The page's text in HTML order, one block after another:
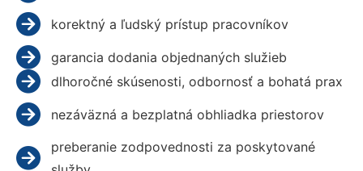
korektný a ľudský prístup pracovníkov
garancia dodania objednaných služieb
dlhoročné skúsenosti, odbornosť a bohatá prax
nezáväzná a bezplatná obhliadka priestorov
preberanie zodpovednosti za poskytované